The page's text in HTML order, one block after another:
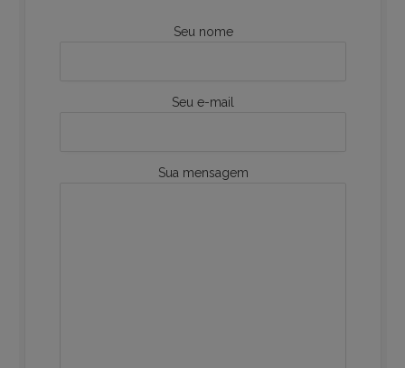
Seu nome
Seu e-mail
Sua mensagem